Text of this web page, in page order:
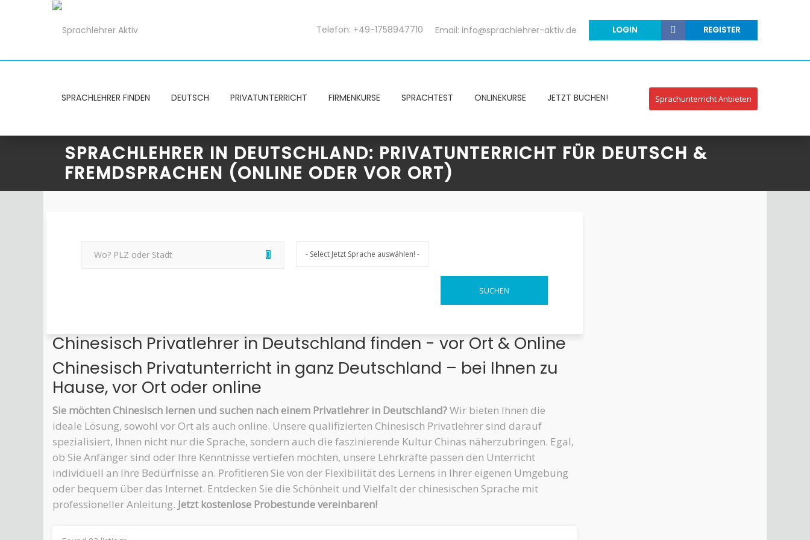
LOGIN REGISTER
Telefon: +49-1758947710 Email: info@sprachlehrer-aktiv.de
SPRACHLEHRER FINDEN DEUTSCH PRIVATUNTERRICHT FIRMENKURSE SPRACHTEST ONLINEKURSE JETZT BUCHEN! Sprachunterricht Anbieten
SPRACHLEHRER IN DEUTSCHLAND: PRIVATUNTERRICHT FÜR DEUTSCH &
FREMDSPRACHEN (ONLINE ODER VOR ORT)
Chinesisch Privatlehrer in Deutschland finden - vor Ort & Online
Chinesisch Privatunterricht in ganz Deutschland – bei Ihnen zu
Hause, vor Ort oder online
Sie möchten Chinesisch lernen und suchen nach einem Privatlehrer in Deutschland?Wir bieten Ihnen die
ideale Lösung, sowohl vor Ort als auch online. Unsere qualifizierten Chinesisch Privatlehrer sind darauf
spezialisiert, Ihnen nicht nur die Sprache, sondern auch die faszinierende Kultur Chinas näherzubringen. Egal,
ob Sie Anfänger sind oder Ihre Kenntnisse vertiefen möchten, unsere Lehrkräfte passen den Unterricht
individuell an Ihre Bedürfnisse an. Profitieren Sie von der Flexibilität des Lernens in Ihrer eigenen Umgebung
oder bequem über das Internet. Entdecken Sie die Schönheit und Vielfalt der chinesischen Sprache mit
professioneller Anleitung. Jetzt kostenlose Probestunde vereinbaren!